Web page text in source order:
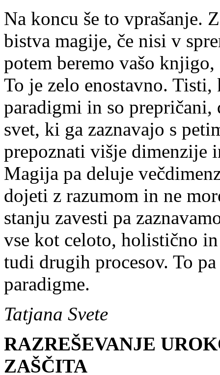
Na koncu še to vprašanje.
bistva magije, če nisi v
potem beremo vašo
To je zelo enostavno.
paradigmi in so prepričani,
svet, ki ga zaznavajo s
prepoznati višje dimenzije
Magija pa deluje
dojeti z razumom in ne
stanju zavesti pa
vse kot celoto, holistično
tudi drugih procesov. To
paradigme.
Tatjana Svete
RAZREŠEVANJE
ZAŠČITA